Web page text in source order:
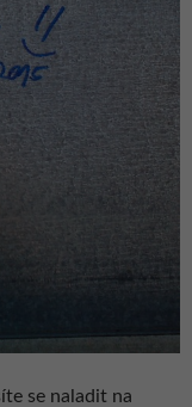
se naladit na